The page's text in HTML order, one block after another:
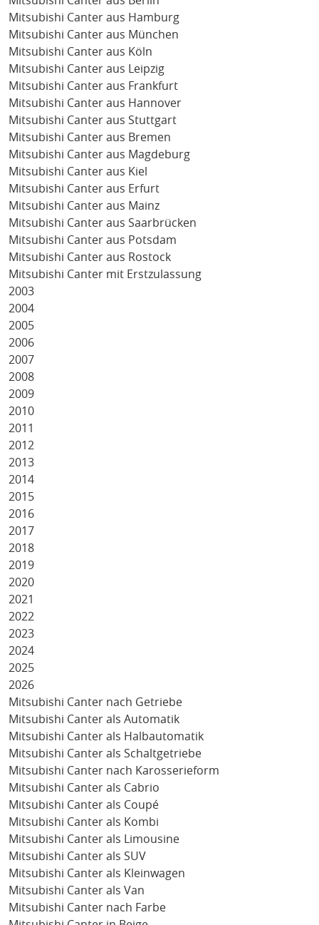
Mitsubishi Canter aus Hamburg
Mitsubishi Canter aus München
Mitsubishi Canter aus Köln
Mitsubishi Canter aus Leipzig
Mitsubishi Canter aus Frankfurt
Mitsubishi Canter aus Hannover
Mitsubishi Canter aus Stuttgart
Mitsubishi Canter aus Bremen
Mitsubishi Canter aus Magdeburg
Mitsubishi Canter aus Kiel
Mitsubishi Canter aus Erfurt
Mitsubishi Canter aus Mainz
Mitsubishi Canter aus Saarbrücken
Mitsubishi Canter aus Potsdam
Mitsubishi Canter aus Rostock
Mitsubishi Canter mit Erstzulassung
2003
2004
2005
2006
2007
2008
2009
2010
2011
2012
2013
2014
2015
2016
2017
2018
2019
2020
2021
2022
2023
2024
2025
2026
Mitsubishi Canter nach Getriebe
Mitsubishi Canter als Automatik
Mitsubishi Canter als Halbautomatik
Mitsubishi Canter als Schaltgetriebe
Mitsubishi Canter nach Karosserieform
Mitsubishi Canter als Cabrio
Mitsubishi Canter als Coupé
Mitsubishi Canter als Kombi
Mitsubishi Canter als Limousine
Mitsubishi Canter als SUV
Mitsubishi Canter als Kleinwagen
Mitsubishi Canter als Van
Mitsubishi Canter nach Farbe